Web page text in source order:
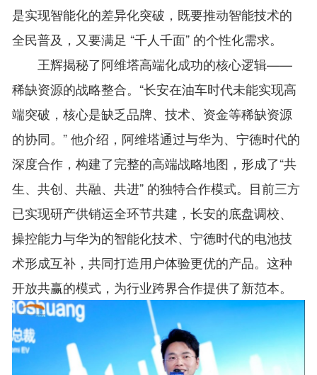
是实现智能化的差异化突破，既要推动智能技术的
全民普及，又要满足 “千人千面” 的个性化需求。
王辉揭秘了阿维塔高端化成功的核心逻辑——
稀缺资源的战略整合。“长安在油车时代未能实现高
端突破，核心是缺乏品牌、技术、资金等稀缺资源
的协同。” 他介绍，阿维塔通过与华为、宁德时代的
深度合作，构建了完整的高端战略地图，形成了“共
生、共创、共融、共进” 的独特合作模式。目前三方
已实现研产供销运全环节共建，长安的底盘调校、
操控能力与华为的智能化技术、宁德时代的电池技
术形成互补，共同打造用户体验更优的产品。这种
开放共赢的模式，为行业跨界合作提供了新范本。